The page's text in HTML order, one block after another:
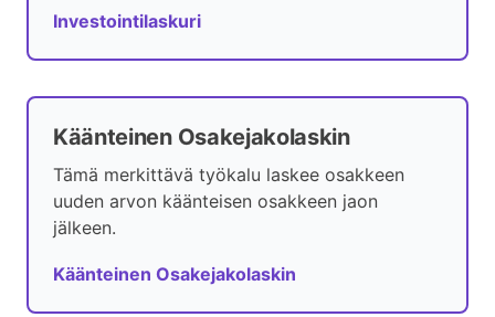
Investointilaskuri
Käänteinen Osakejakolaskin
Tämä merkittävä työkalu laskee osakkeen
uuden arvon käänteisen osakkeen jaon
jälkeen.
Käänteinen Osakejakolaskin